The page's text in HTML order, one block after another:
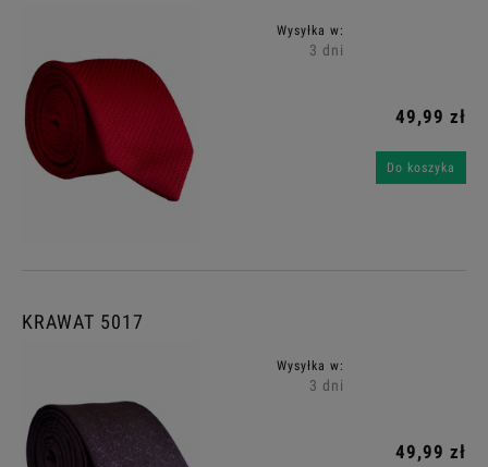
Wysyłka w:
3 dni
49,99 zł
Do koszyka
KRAWAT 5017
Wysyłka w:
3 dni
49,99 zł